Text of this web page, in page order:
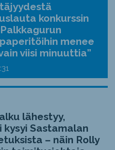
konkurssin
menee
viisi minuuttia”
lähestyy,
kysyi Sastamalan
– näin Rolly